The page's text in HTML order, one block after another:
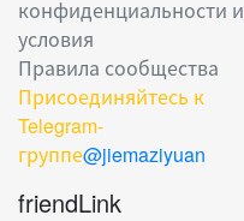
конфиденциальности и
условия
Правила сообщества
Присоединяйтесь к
Telegram-
группе@jiemaziyuan
friendLink